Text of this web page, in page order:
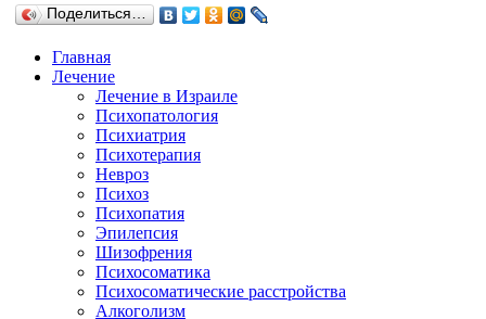
Поделиться…
Главная
Лечение
Лечение в Израиле
Психопатология
Психиатрия
Психотерапия
Невроз
Психоз
Психопатия
Эпилепсия
Шизофрения
Психосоматика
Психосоматические расстройства
Алкоголизм